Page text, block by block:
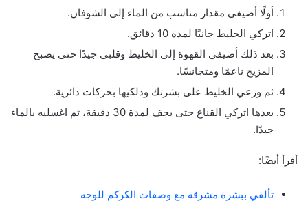
أولًا أضيفي مقدار مناسب من الماء إلى الشوفان.
اتركي الخليط جانبًا لمدة 10 دقائق.
بعد ذلك أضيفي القهوة إلى الخليط وقلبي جيدًا حتى يصبح
المزيج ناعمًا ومتجانسًا.
ثم وزعي الخليط على بشرتك ودلكيها بحركات دائرية.
بعدها اتركي القناع حتى يجف لمدة 30 دقيقة، ثم اغسليه بالماء
جيدًا.
أقرأ أيضًا:
تألقي ببشرة مشرقة مع وصفات الكركم للوجه